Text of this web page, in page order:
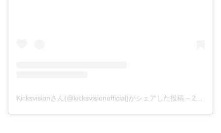
Kicksvisionさん(@kicksvisionofficial)がシェアした投稿 – 2019年 6月月27日午後9時46分PDT